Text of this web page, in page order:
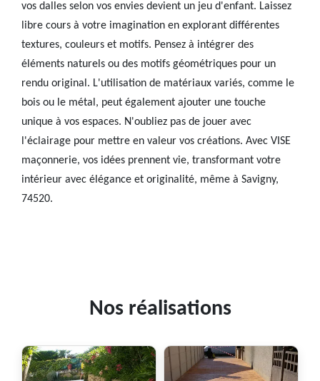
vos dalles selon vos envies devient un jeu d'enfant. Laissez
libre cours à votre imagination en explorant différentes
textures, couleurs et motifs. Pensez à intégrer des
éléments naturels ou des motifs géométriques pour un
rendu original. L'utilisation de matériaux variés, comme le
bois ou le métal, peut également ajouter une touche
unique à vos espaces. N'oubliez pas de jouer avec
l'éclairage pour mettre en valeur vos créations. Avec VISE
maçonnerie, vos idées prennent vie, transformant votre
intérieur avec élégance et originalité, même à Savigny,
74520.
Nos réalisations